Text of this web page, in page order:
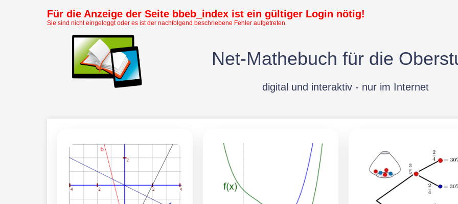
Für die Anzeige der Seite bbeb_index ist ein gültiger Login nötig!
Sie sind nicht eingeloggt oder es ist der nachfolgend beschriebene Fehler aufgetreten.
Net-Mathebuch für die
digital und interaktiv - nur im Internet